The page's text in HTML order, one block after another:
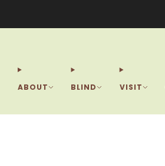
ABOUT BLIND VISIT